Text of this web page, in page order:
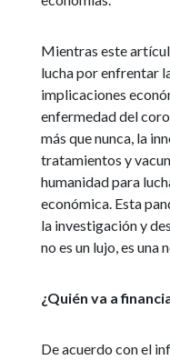
Mientras este
lucha por enfrentar
implicaciones
enfermedad del
más que nunca, la
tratamientos y
humanidad para
económica. Esta
la investigación y
no es un lujo, es una
¿Quién va a
De acuerdo con el